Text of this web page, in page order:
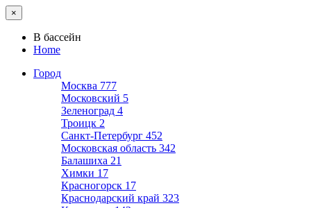
×
В бассейн
Home
Город
Москва 777
Московский 5
Зеленоград 4
Троицк 2
Санкт-Петербург 452
Московская область 342
Балашиха 21
Химки 17
Красногорск 17
Краснодарский край 323